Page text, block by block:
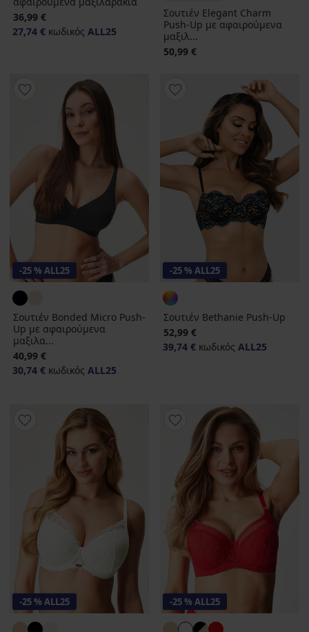
36,99 €
27,74 € κωδικός ALL25
Σουτιέν Elegant Charm
Push-Up με αφαιρούμενα
μαξιλ...
50,99 €
-25 % ALL25
Σουτιέν Bonded Micro Push-
Up με αφαιρούμενα
μαξιλα...
40,99 €
30,74 € κωδικός ALL25
-25 % ALL25
Σουτιέν Bethanie Push-Up
52,99 €
39,74 € κωδικός ALL25
-25 % ALL25 -25 % ALL25